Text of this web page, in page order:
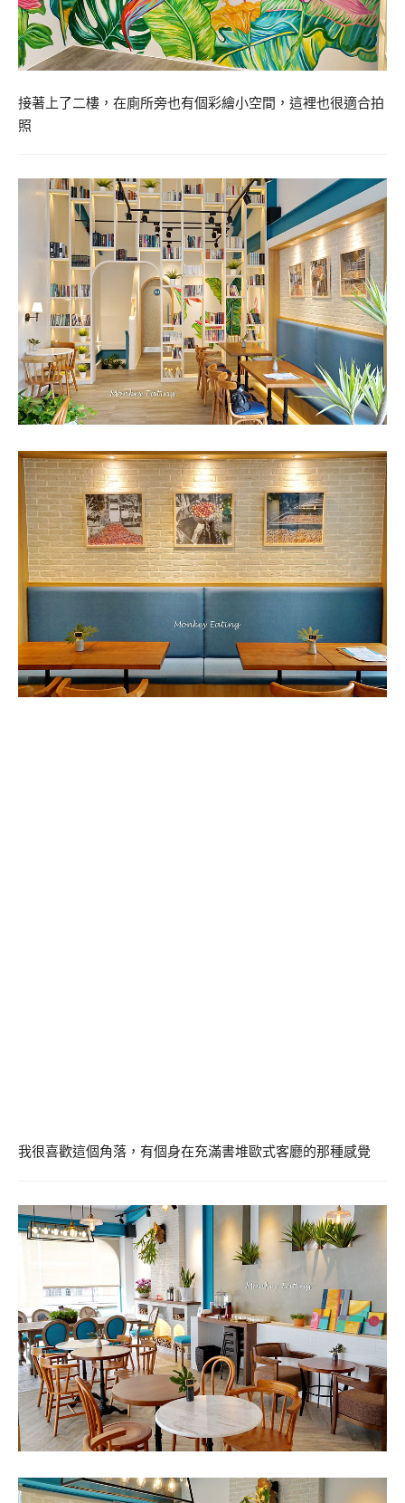
接著上了二樓，在廁所旁也有個彩繪小空間，這裡也很適合拍
照
我很喜歡這個角落，有個身在充滿書堆歐式客廳的那種感覺